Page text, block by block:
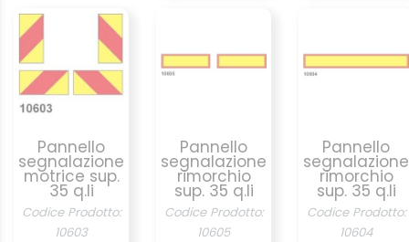
Pannello
segnalazione
motrice sup.
35 q.li
Codice Prodotto:
10603
Pannello
segnalazione
rimorchio
sup. 35 q.li
Codice Prodotto:
10605
Pannello
segnalazione
rimorchio
sup. 35 q.li
Codice Prodotto:
10604